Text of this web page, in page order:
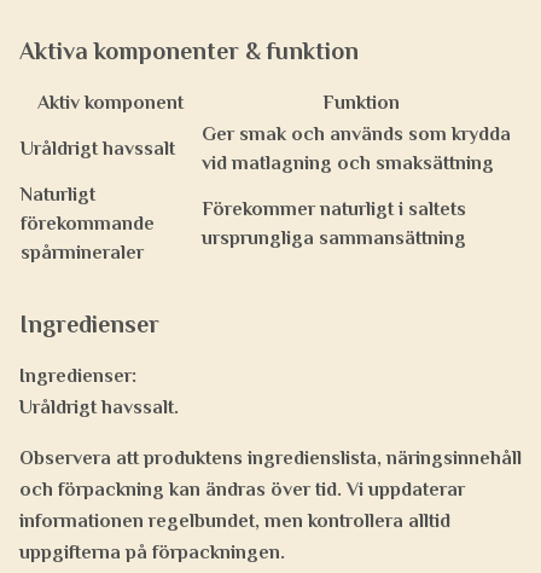
Aktiva komponenter & funktion
Aktiv komponent Funktion
Uråldrigt havssalt
Ger smak och används som krydda
vid matlagning och smaksättning
Naturligt
förekommande
spårmineraler
Förekommer naturligt i saltets
ursprungliga sammansättning
Ingredienser
Ingredienser:
Uråldrigt havssalt.
Observera att produktens ingredienslista, näringsinnehåll
och förpackning kan ändras över tid. Vi uppdaterar
informationen regelbundet, men kontrollera alltid
uppgifterna på förpackningen.